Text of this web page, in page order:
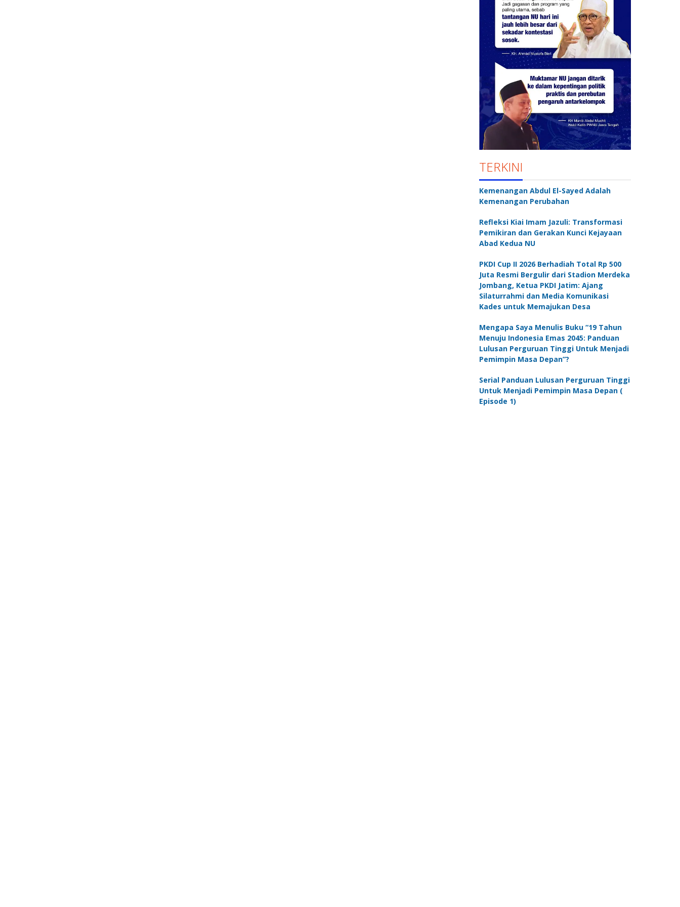
TERKINI
Kemenangan Abdul El-Sayed Adalah
Kemenangan Perubahan
Refleksi Kiai Imam Jazuli: Transformasi
Pemikiran dan Gerakan Kunci Kejayaan
Abad Kedua NU
PKDI Cup II 2026 Berhadiah Total Rp 500
Juta Resmi Bergulir dari Stadion Merdeka
Jombang, Ketua PKDI Jatim: Ajang
Silaturrahmi dan Media Komunikasi
Kades untuk Memajukan Desa
Mengapa Saya Menulis Buku “19 Tahun
Menuju Indonesia Emas 2045: Panduan
Lulusan Perguruan Tinggi Untuk Menjadi
Pemimpin Masa Depan”?
Serial Panduan Lulusan Perguruan Tinggi
Untuk Menjadi Pemimpin Masa Depan (
Episode 1)